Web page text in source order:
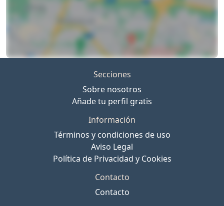
Secciones
Sobre nosotros
Añade tu perfil gratis
Información
Términos y condiciones de uso
Aviso Legal
Política de Privacidad y Cookies
Contacto
Contacto